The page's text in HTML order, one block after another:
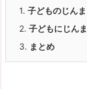
1. 子どものじん
2. 子どもにじん
3. まとめ